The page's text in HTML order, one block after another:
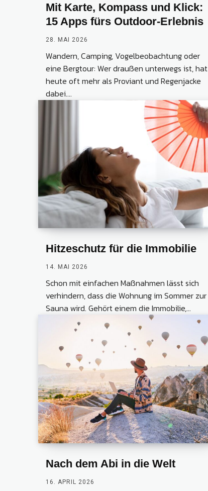
Mit Karte, Kompass und Klick:
15 Apps fürs Outdoor-Erlebnis
28. MAI 2026
Wandern, Camping, Vogelbeobachtung oder
eine Bergtour: Wer draußen unterwegs ist, hat
heute oft mehr als Proviant und Regenjacke
dabei....
Hitzeschutz für die Immobilie
14. MAI 2026
Schon mit einfachen Maßnahmen lässt sich
verhindern, dass die Wohnung im Sommer zur
Sauna wird. Gehört einem die Immobilie,...
Nach dem Abi in die Welt
16. APRIL 2026